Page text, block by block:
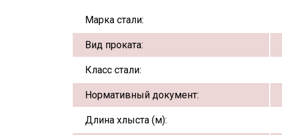
Марка стали:
Вид проката:
Класс стали:
Нормативный документ:
Длина хлыста (м):